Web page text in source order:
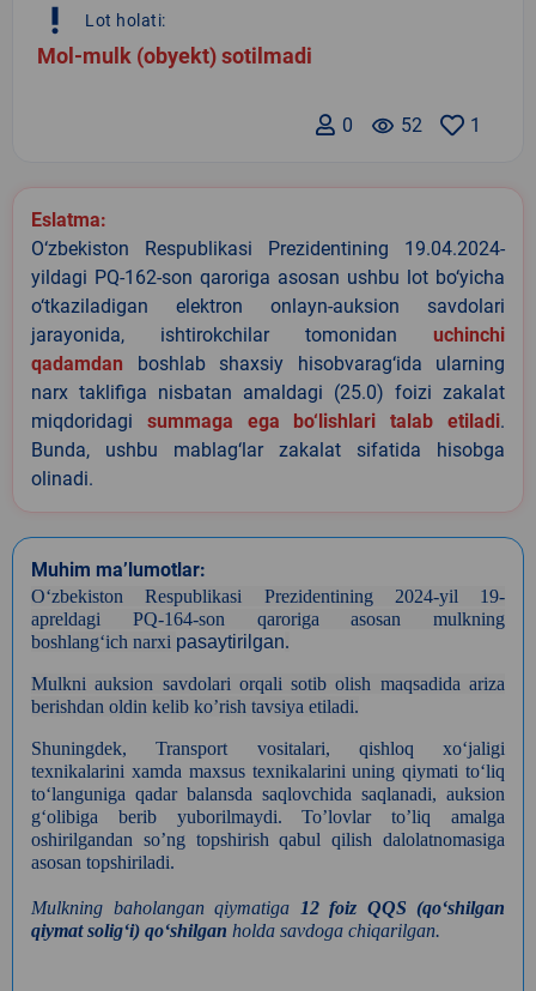
priority_high Lot holati:
Mol-mulk (obyekt) sotilmadi
1
remove_red_eye 52
0
Eslatma:
O‘zbekiston Respublikasi Prezidentining 19.04.2024-
yildagi PQ-162-son qaroriga asosan ushbu lot bo‘yicha
o‘tkaziladigan elektron onlayn-auksion savdolari
jarayonida, ishtirokchilar tomonidan uchinchi
qadamdan boshlab shaxsiy hisobvarag‘ida ularning
narx taklifiga nisbatan amaldagi (25.0) foizi zakalat
miqdoridagi summaga ega bo‘lishlari talab etiladi.
Bunda, ushbu mablag‘lar zakalat sifatida hisobga
olinadi.
Muhim ma’lumotlar:
Oʻzbekiston Respublikasi Prezidentining 2024-yil 19-
apreldagi PQ-164-son qaroriga asosan mulkning
boshlangʻich narxi pasaytirilgan.
Mulkni auksion savdolari orqali sotib olish maqsadida ariza
berishdan oldin kelib ko’rish tavsiya etiladi.
Shuningdek, Transport vositalari, qishloq xo‘jaligi
texnikalarini xamda maxsus texnikalarini uning qiymati to‘liq
to‘languniga qadar balansda saqlovchida saqlanadi, auksion
g‘olibiga berib yuborilmaydi. To’lovlar to’liq amalga
oshirilgandan so’ng topshirish qabul qilish dalolatnomasiga
asosan topshiriladi.
Mulkning baholangan qiymatiga
12 foiz QQS (qoʻshilgan
qiymat soligʻi) qoʻshilgan holda savdoga chiqarilgan.